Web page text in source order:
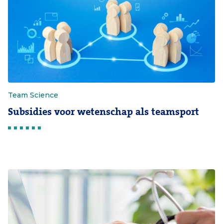
Team Science
Subsidies voor wetenschap als teamsport